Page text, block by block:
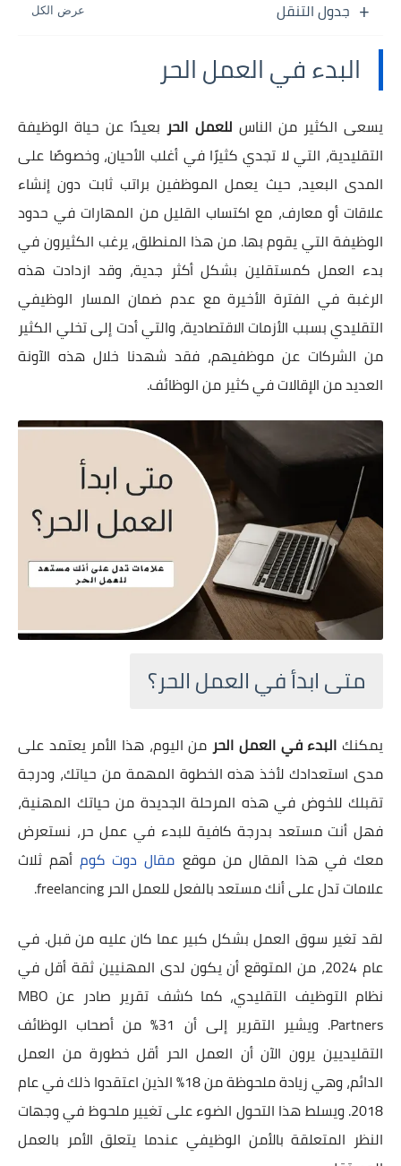
جدول التنقل
البدء في العمل الحر
يسعى الكثير من الناس للعمل الحربعيدًا عن حياة الوظيفة
التقليدية، التي لا تجدي كثيرًا في أغلب الأحيان، وخصوصًا على
المدى البعيد، حيث يعمل الموظفين براتب ثابت دون إنشاء
علاقات أو معارف، مع اكتساب القليل من المهارات في حدود
الوظيفة التي يقوم بها. من هذا المنطلق، يرغب الكثيرون في
بدء العمل كمستقلين بشكل أكثر جدية، وقد ازدادت هذه
الرغبة في الفترة الأخيرة مع عدم ضمان المسار الوظيفي
التقليدي بسبب الأزمات الاقتصادية، والتي أدت إلى تخلي الكثير
من الشركات عن موظفيهم، فقد شهدنا خلال هذه الآونة
العديد من الإقالات في كثير من الوظائف.
متى ابدأ في العمل الحر؟
يمكنك البدء في العمل الحر من اليوم، هذا الأمر يعتمد على
مدى استعدادك لأخذ هذه الخطوة المهمة من حياتك، ودرجة
تقبلك للخوض في هذه المرحلة الجديدة من حياتك المهنية،
فهل أنت مستعد بدرجة كافية للبدء في عمل حر، نستعرض
معك في هذا المقال من موقع مقال دوت كومأهم ثلاث
علامات تدل على أنك مستعد بالفعل للعمل الحر freelancing.
لقد تغير سوق العمل بشكل كبير عما كان عليه من قبل. في
عام 2024، من المتوقع أن يكون لدى المهنيين ثقة أقل في
نظام التوظيف التقليدي، كما كشف تقرير صادر عن MBO
Partners. ويشير التقرير إلى أن 31% من أصحاب الوظائف
التقليديين يرون الآن أن العمل الحر أقل خطورة من العمل
الدائم، وهي زيادة ملحوظة من 18% الذين اعتقدوا ذلك في عام
2018. ويسلط هذا التحول الضوء على تغيير ملحوظ في وجهات
النظر المتعلقة بالأمن الوظيفي عندما يتعلق الأمر بالعمل